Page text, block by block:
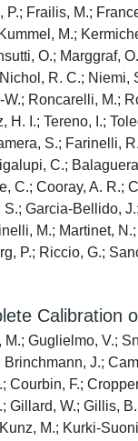
Frailis, M.;
M.;
O.; Marggraf,
R. C.;
Roncarelli, M.;
H. I.; Tereno, I.;
S.; Farinelli,
C.;
C.; Cooray, A. R.;
Garcia-Bellido,
M.; Martinet,
P.; Riccio, G.;
Calibration
Guglielmo, V.;
J.;
Courbin, F.;
Gillard, W.; Gillis,
M.; Kurki-